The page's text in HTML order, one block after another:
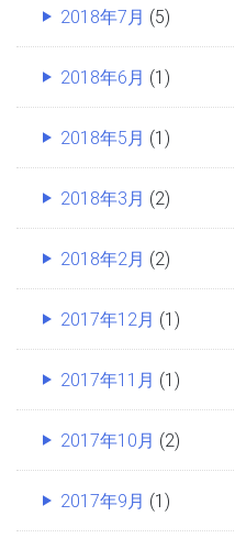
2018年7月 (5)
2018年6月 (1)
2018年5月 (1)
2018年3月 (2)
2018年2月 (2)
2017年12月 (1)
2017年11月 (1)
2017年10月 (2)
2017年9月 (1)